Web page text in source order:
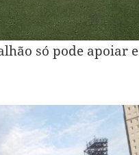
só pode apoiar e